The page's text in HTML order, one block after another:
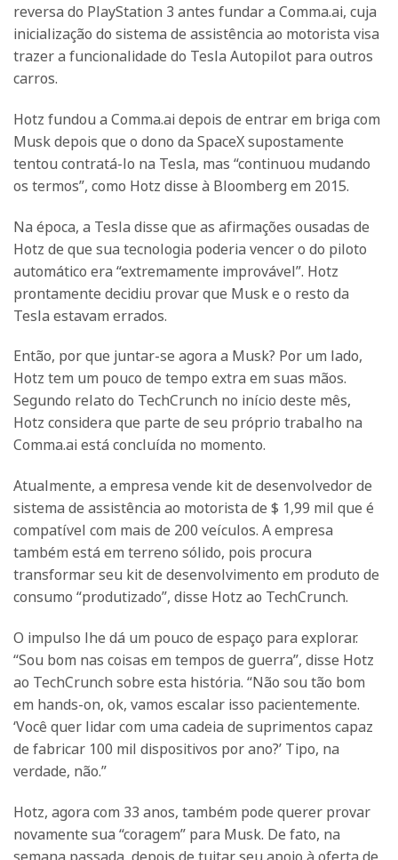
reversa do PlayStation 3 antes fundar a Comma.ai, cuja
inicialização do sistema de assistência ao motorista visa
trazer a funcionalidade do Tesla Autopilot para outros
carros.
Hotz fundou a Comma.ai depois de entrar em briga com
Musk depois que o dono da SpaceX supostamente
tentou contratá-lo na Tesla, mas “continuou mudando
os termos”, como Hotz disse à Bloomberg em 2015.
Na época, a Tesla disse que as afirmações ousadas de
Hotz de que sua tecnologia poderia vencer o do piloto
automático era “extremamente improvável”. Hotz
prontamente decidiu provar que Musk e o resto da
Tesla estavam errados.
Então, por que juntar-se agora a Musk? Por um lado,
Hotz tem um pouco de tempo extra em suas mãos.
Segundo relato do TechCrunch no início deste mês,
Hotz considera que parte de seu próprio trabalho na
Comma.ai está concluída no momento.
Atualmente, a empresa vende kit de desenvolvedor de
sistema de assistência ao motorista de $ 1,99 mil que é
compatível com mais de 200 veículos. A empresa
também está em terreno sólido, pois procura
transformar seu kit de desenvolvimento em produto de
consumo “produtizado”, disse Hotz ao TechCrunch.
O impulso lhe dá um pouco de espaço para explorar.
“Sou bom nas coisas em tempos de guerra”, disse Hotz
ao TechCrunch sobre esta história. “Não sou tão bom
em hands-on, ok, vamos escalar isso pacientemente.
‘Você quer lidar com uma cadeia de suprimentos capaz
de fabricar 100 mil dispositivos por ano?’ Tipo, na
verdade, não.”
Hotz, agora com 33 anos, também pode querer provar
novamente sua “coragem” para Musk. De fato, na